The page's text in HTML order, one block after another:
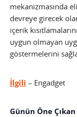
mekanizmasında
devreye girecek
içerik
uygun olmayan
göstermelerini
İlgili – Engadget
Günün Öne Çıkan